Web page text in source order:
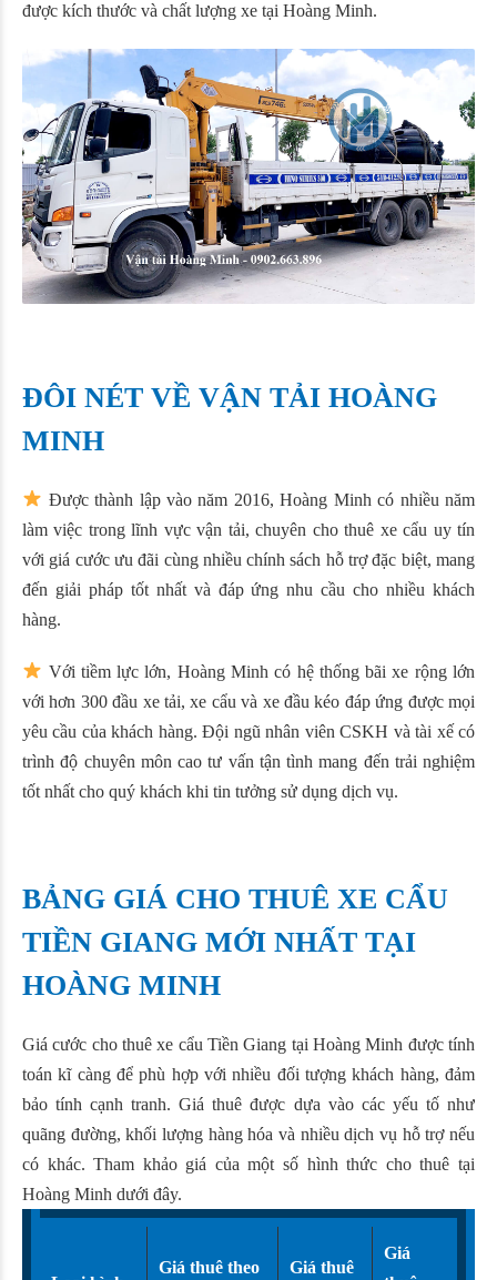
được kích thước và chất lượng xe tại Hoàng Minh.
ĐÔI NÉT VỀ VẬN TẢI HOÀNG
MINH
Được thành lập vào năm 2016, Hoàng Minh có nhiều năm
làm việc trong lĩnh vực vận tải, chuyên cho thuê xe cẩu uy tín
với giá cước ưu đãi cùng nhiều chính sách hỗ trợ đặc biệt, mang
đến giải pháp tốt nhất và đáp ứng nhu cầu cho nhiều khách
hàng.
Với tiềm lực lớn, Hoàng Minh có hệ thống bãi xe rộng lớn
với hơn 300 đầu xe tải, xe cẩu và xe đầu kéo đáp ứng được mọi
yêu cầu của khách hàng. Đội ngũ nhân viên CSKH và tài xế có
trình độ chuyên môn cao tư vấn tận tình mang đến trải nghiệm
tốt nhất cho quý khách khi tin tưởng sử dụng dịch vụ.
BẢNG GIÁ CHO THUÊ XE CẨU
TIỀN GIANG MỚI NHẤT TẠI
HOÀNG MINH
Giá cước cho thuê xe cẩu Tiền Giang tại Hoàng Minh được tính
toán kĩ càng để phù hợp với nhiều đối tượng khách hàng, đảm
bảo tính cạnh tranh. Giá thuê được dựa vào các yếu tố như
quãng đường, khối lượng hàng hóa và nhiều dịch vụ hỗ trợ nếu
có khác. Tham khảo giá của một số hình thức cho thuê tại
Hoàng Minh dưới đây.
Giá thuê theo
Giá thuê
Giá